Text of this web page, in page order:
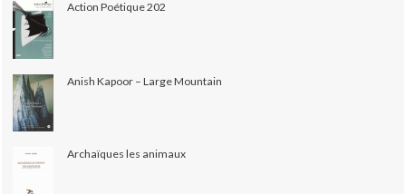
Action Poétique 202
Anish Kapoor – Large Mountain
Archaïques les animaux